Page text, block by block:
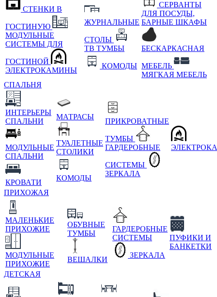
СТЕНКИ В
ГОСТИНУЮ
МОДУЛЬНЫЕ
СИСТЕМЫ ДЛЯ
ГОСТИНОЙ
ЭЛЕКТРОКАМИНЫ
ЖУРНАЛЬНЫЕ
СТОЛЫ
ТВ ТУМБЫ
КОМОДЫ
СЕРВАНТЫ
ДЛЯ ПОСУДЫ,
БАРНЫЕ ШКАФЫ
БЕСКАРКАСНАЯ
МЕБЕЛЬ
МЯГКАЯ МЕБЕЛЬ
СПАЛЬНЯ
ИНТЕРЬЕРЫ
СПАЛЬНИ
МОДУЛЬНЫЕ
СПАЛЬНИ
КРОВАТИ
МАТРАСЫ
ТУАЛЕТНЫЕ
СТОЛИКИ
КОМОДЫ
ПРИКРОВАТНЫЕ
ТУМБЫ
ГАРДЕРОБНЫЕ
СИСТЕМЫ
ЗЕРКАЛА
ПРИХОЖАЯ
МАЛЕНЬКИЕ
ПРИХОЖИЕ
МОДУЛЬНЫЕ
ПРИХОЖИЕ
ОБУВНЫЕ
ТУМБЫ
ВЕШАЛКИ
ГАРДЕРОБНЫЕ
СИСТЕМЫ
ЗЕРКАЛА
ПУФИКИ И
БАНКЕТКИ
ДЕТСКАЯ